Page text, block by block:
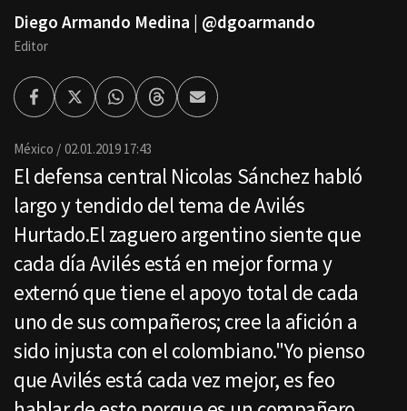
Diego Armando Medina | @dgoarmando
Editor
FacebookTwitterWhatsappThreadsEnviar
por
México 02.01.2019 17:43
El defensa central Nicolas Sánchez habló
largo y tendido del tema de Avilés
Hurtado.El zaguero argentino siente que
cada día Avilés está en mejor forma y
externó que tiene el apoyo total de cada
uno de sus compañeros; cree la afición a
sido injusta con el colombiano."Yo pienso
que Avilés está cada vez mejor, es feo